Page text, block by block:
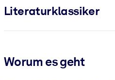
Literatur­klassiker
Worum es geht